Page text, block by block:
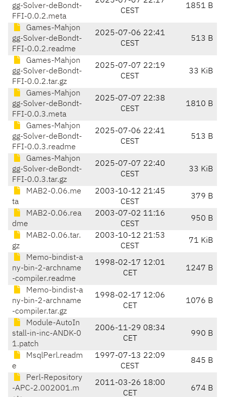
gg-Solver-deBondt-
FFI-0.0.2.meta
CEST
1851 B
Games-Mahjon
gg-Solver-deBondt-
FFI-0.0.2.readme
2025-07-06 22:41
CEST
513 B
Games-Mahjon
gg-Solver-deBondt-
FFI-0.0.2.tar.gz
2025-07-07 22:19
CEST
33 KiB
Games-Mahjon
gg-Solver-deBondt-
FFI-0.0.3.meta
2025-07-07 22:38
CEST
1810 B
Games-Mahjon
gg-Solver-deBondt-
FFI-0.0.3.readme
2025-07-06 22:41
CEST
513 B
Games-Mahjon
gg-Solver-deBondt-
FFI-0.0.3.tar.gz
2025-07-07 22:40
CEST
33 KiB
MAB2-0.06.me
ta
2003-10-12 21:45
CEST
379 B
MAB2-0.06.rea
dme
2003-07-02 11:16
CEST
950 B
MAB2-0.06.tar.
gz
2003-10-12 21:53
CEST
71 KiB
Memo-bindist-a
ny-bin-2-archname
-compiler.readme
1998-02-17 12:01
CET
1247 B
Memo-bindist-a
ny-bin-2-archname
-compiler.tar.gz
1998-02-17 12:06
CET
1076 B
Module-AutoIn
stall-in-inc-ANDK-0
1.patch
2006-11-29 08:34
CET
990 B
MsqlPerl.readm
e
1997-07-13 22:09
CEST
845 B
Perl-Repository
-APC-2.002001.m
2011-03-26 18:00
CET
674 B